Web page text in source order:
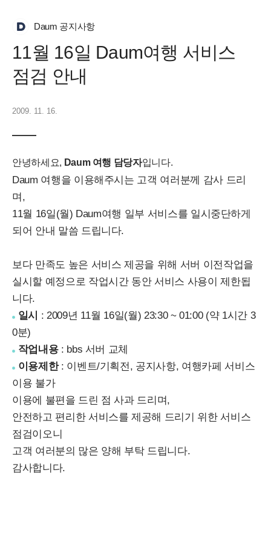
Daum 공지사항
11월 16일 Daum여행 서비스
점검 안내
2009. 11. 16.
안녕하세요, Daum 여행 담당자입니다.
Daum 여행을 이용해주시는 고객 여러분께 감사 드리
며,
11월 16일(월) Daum여행 일부 서비스를 일시중단하게
되어 안내 말씀 드립니다.
보다 만족도 높은 서비스 제공을 위해 서버 이전작업을
실시할 예정으로 작업시간 동안 서비스 사용이 제한됩
니다.
일시
: 2009년 11월 16일(월) 23:30 ~ 01:00 (약 1시간 3
0분)
작업내용: bbs 서버 교체
이용제한: 이벤트/기획전, 공지사항, 여행카페 서비스
이용 불가
이용에 불편을 드린 점 사과 드리며,
안전하고 편리한 서비스를 제공해 드리기 위한 서비스
점검이오니
고객 여러분의 많은 양해 부탁 드립니다.
감사합니다.